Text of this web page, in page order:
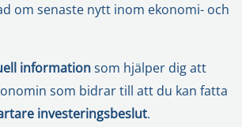
om senaste nytt inom ekonomi- och
informationsom hjälper dig att
som bidrar till att du kan fatta
investeringsbeslut.